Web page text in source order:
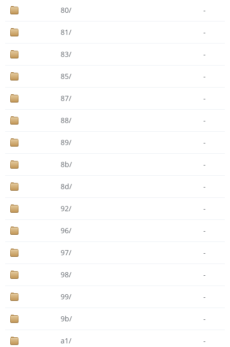
80/ -
81/ -
83/ -
85/ -
87/ -
88/ -
89/ -
8b/ -
8d/ -
92/ -
96/ -
97/ -
98/ -
99/ -
9b/ -
a1/ -